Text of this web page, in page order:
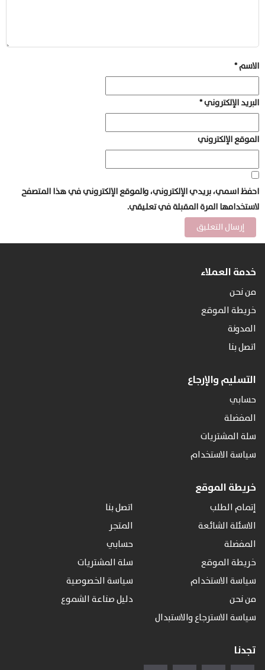
الاسم*
البريد الإلكتروني*
الموقع الإلكتروني
احفظ اسمي، بريدي الإلكتروني، والموقع الإلكتروني في هذا المتصفح
لاستخدامها المرة المقبلة في تعليقي.
خدمة العملاء
من نحن
خريطة الموقع
المدونة
اتصل بنا
التسليم والإرجاع
حسابي
المفضلة
سلة المشتريات
سياسة الاستخدام
خريطة الموقع
إتمام الطلب
اتصل بنا
الاسئلة الشائعة
المتجر
المفضلة
حسابي
خريطة الموقع
سلة المشتريات
سياسة الاستخدام
سياسة الخصوصية
من نحن
دليل صناعة الشموع
سياسة الاسترجاع والاستبدال
تجدنا